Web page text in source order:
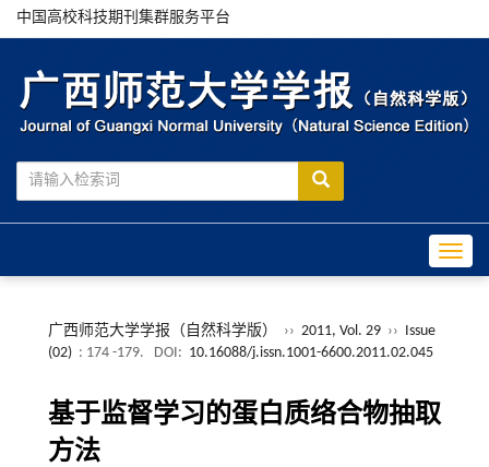
中国高校科技期刊集群服务平台
广西师范大学学报（自然科学版） ›› 2011, Vol. 29 ››
Issue
(02) : 174 -179. DOI: 10.16088/j.issn.1001-6600.2011.02.045
基于监督学习的蛋白质络合物抽取
方法